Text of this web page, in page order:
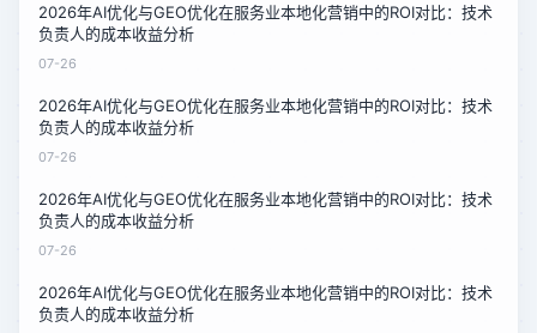
2026年AI优化与GEO优化在服务业本地化营销中的ROI对比：技术
负责人的成本收益分析
07-26
2026年AI优化与GEO优化在服务业本地化营销中的ROI对比：技术
负责人的成本收益分析
07-26
2026年AI优化与GEO优化在服务业本地化营销中的ROI对比：技术
负责人的成本收益分析
07-26
2026年AI优化与GEO优化在服务业本地化营销中的ROI对比：技术
负责人的成本收益分析